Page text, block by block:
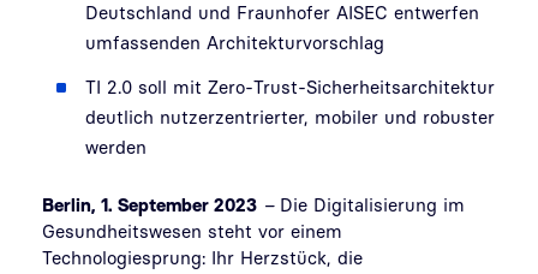
Deutschland und Fraunhofer AISEC entwerfen
umfassenden Architekturvorschlag
TI 2.0 soll mit Zero-Trust-Sicherheitsarchitektur
deutlich nutzerzentrierter, mobiler und robuster
werden
Berlin, 1. September 2023 – Die Digitalisierung im
Gesundheitswesen steht vor einem
Technologiesprung: Ihr Herzstück, die